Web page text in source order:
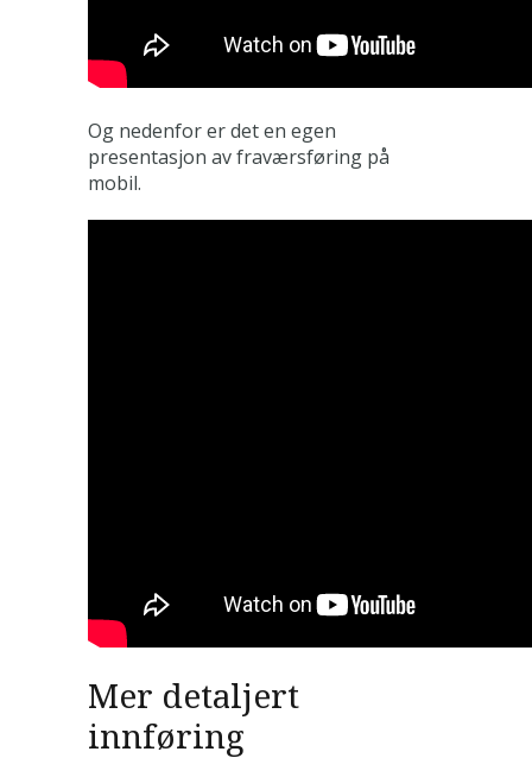
Og nedenfor er det en egen
presentasjon av fraværsføring på
mobil.
Mer detaljert
innføring